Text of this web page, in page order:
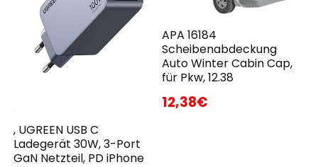
, UGREEN USB C
Ladegerät 30W, 3-Port
GaN Netzteil, PD iPhone
APA 16184
Scheibenabdeckung
Auto Winter Cabin Cap,
für Pkw, 12.38
12,38€